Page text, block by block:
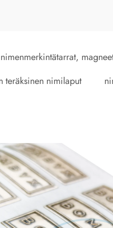
teräksinen nimilaput